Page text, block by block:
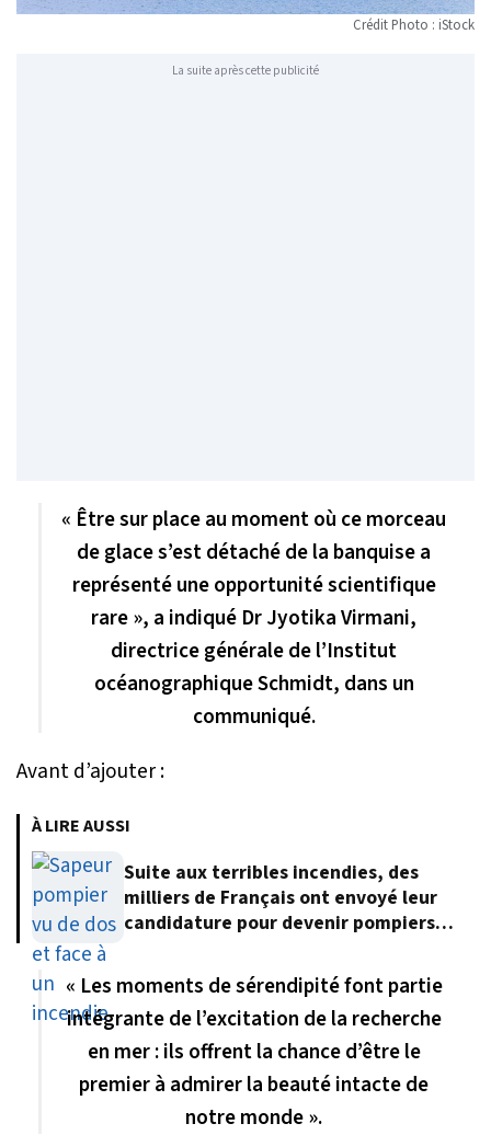
Crédit Photo : iStock
La suite après cette publicité
« Être sur place au moment où ce morceau
de glace s’est détaché de la banquise a
représenté une opportunité scientifique
rare », a indiqué Dr Jyotika Virmani,
directrice générale de l’Institut
océanographique Schmidt, dans un
communiqué.
Avant d’ajouter :
À LIRE AUSSI
Suite aux terribles incendies, des
milliers de Français ont envoyé leur
candidature pour devenir pompiers
« Les moments de sérendipité font partie
intégrante de l’excitation de la recherche
en mer : ils offrent la chance d’être le
premier à admirer la beauté intacte de
notre monde ».